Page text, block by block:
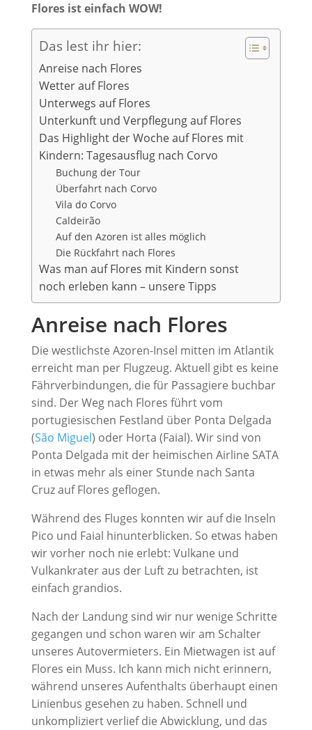
Flores ist einfach WOW!
Das lest ihr hier:
Anreise nach Flores
Wetter auf Flores
Unterwegs auf Flores
Unterkunft und Verpflegung auf Flores
Das Highlight der Woche auf Flores mit
Kindern: Tagesausflug nach Corvo
Buchung der Tour
Überfahrt nach Corvo
Vila do Corvo
Caldeirão
Auf den Azoren ist alles möglich
Die Rückfahrt nach Flores
Was man auf Flores mit Kindern sonst
noch erleben kann – unsere Tipps
Anreise nach Flores
Die westlichste Azoren-Insel mitten im Atlantik
erreicht man per Flugzeug. Aktuell gibt es keine
Fährverbindungen, die für Passagiere buchbar
sind. Der Weg nach Flores führt vom
portugiesischen Festland über Ponta Delgada
(São Miguel) oder Horta (Faial). Wir sind von
Ponta Delgada mit der heimischen Airline SATA
in etwas mehr als einer Stunde nach Santa
Cruz auf Flores geflogen.
Während des Fluges konnten wir auf die Inseln
Pico und Faial hinunterblicken. So etwas haben
wir vorher noch nie erlebt: Vulkane und
Vulkankrater aus der Luft zu betrachten, ist
einfach grandios.
Nach der Landung sind wir nur wenige Schritte
gegangen und schon waren wir am Schalter
unseres Autovermieters. Ein Mietwagen ist auf
Flores ein Muss. Ich kann mich nicht erinnern,
während unseres Aufenthalts überhaupt einen
Linienbus gesehen zu haben. Schnell und
unkompliziert verlief die Abwicklung, und das